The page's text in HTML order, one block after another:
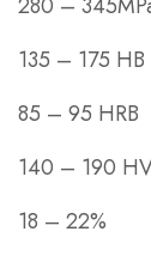
280 –
135 – 175 HB
85 – 95 HRB
140 – 190
18 – 22%